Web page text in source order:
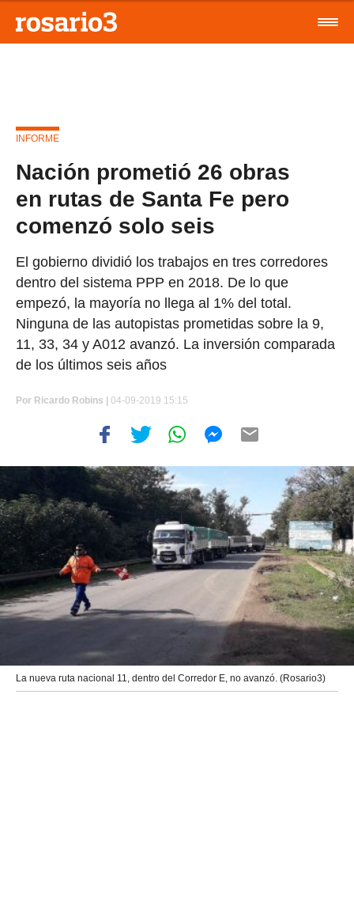
INFORME
Nación prometió 26 obras
en rutas de Santa Fe pero
comenzó solo seis
El gobierno dividió los trabajos en tres corredores
dentro del sistema PPP en 2018. De lo que
empezó, la mayoría no llega al 1% del total.
Ninguna de las autopistas prometidas sobre la 9,
11, 33, 34 y A012 avanzó. La inversión comparada
de los últimos seis años
Por Ricardo Robins 04-09-2019 15:15
La nueva ruta nacional 11, dentro del Corredor E, no avanzó. (Rosario3)